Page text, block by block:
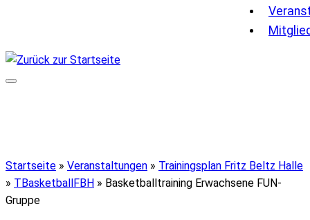
Startseite » Veranstaltungen » Trainingsplan Fritz Beltz Halle
» TBasketballFBH » Basketballtraining Erwachsene FUN-
Gruppe